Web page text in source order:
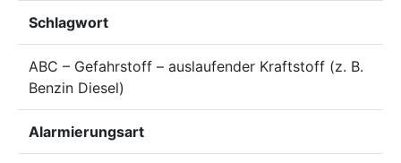
Schlagwort
ABC – Gefahrstoff – auslaufender Kraftstoff (z. B.
Benzin Diesel)
Alarmierungsart